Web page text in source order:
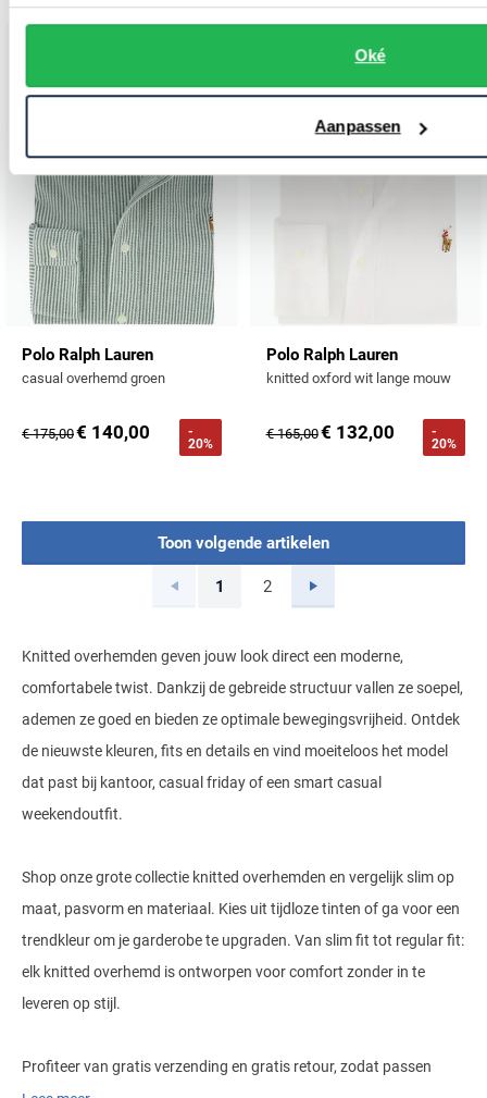
Oké
Aanpassen
Polo Ralph Lauren
casual overhemd groen
€ 175,00€ 140,00
-
20%
Polo Ralph Lauren
knitted oxford wit lange mouw
€ 165,00€ 132,00
-
20%
Toon volgende artikelen
Vorige
1
2 Volgende
Knitted overhemden geven jouw look direct een moderne,
comfortabele twist. Dankzij de gebreide structuur vallen ze soepel,
ademen ze goed en bieden ze optimale bewegingsvrijheid. Ontdek
de nieuwste kleuren, fits en details en vind moeiteloos het model
dat past bij kantoor, casual friday of een smart casual
weekendoutfit.
Shop onze grote collectie knitted overhemden en vergelijk slim op
maat, pasvorm en materiaal. Kies uit tijdloze tinten of ga voor een
trendkleur om je garderobe te upgraden. Van slim fit tot regular fit:
elk knitted overhemd is ontworpen voor comfort zonder in te
leveren op stijl.
Profiteer van gratis verzending en gratis retour, zodat passen